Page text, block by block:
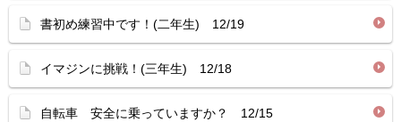
書初め練習中です！(二年生) 12/19
イマジンに挑戦！(三年生) 12/18
自転車 安全に乗っていますか？ 12/15